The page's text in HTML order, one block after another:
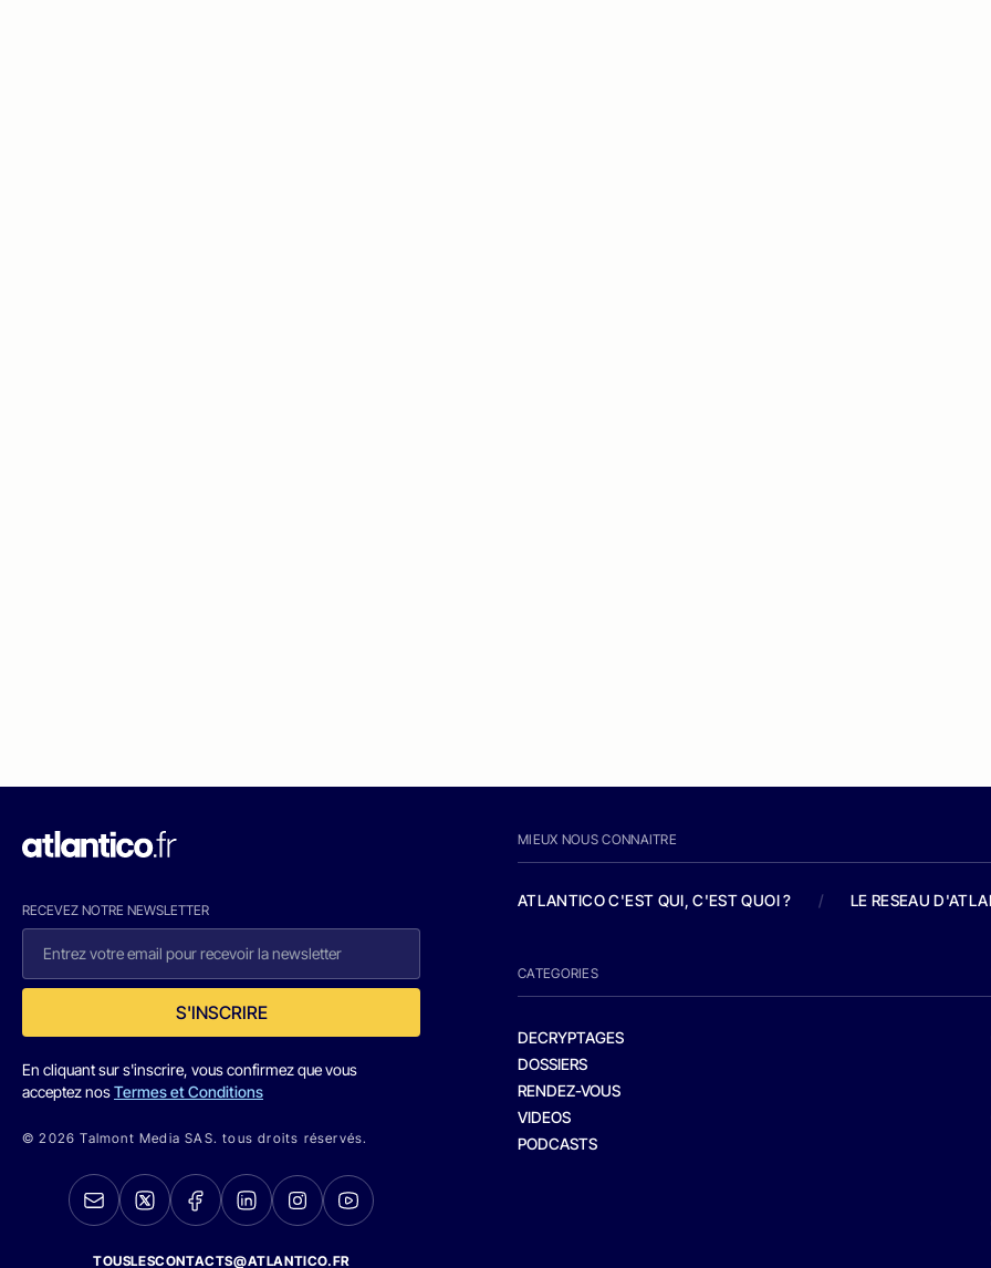
RECEVEZ NOTRE NEWSLETTER
S'INSCRIRE
En cliquant sur s'inscrire, vous confirmez que vous
acceptez nosTermes et Conditions
© 2026 Talmont Media SAS. tous droits réservés.
TOUSLESCONTACTS@ATLANTICO.FR
MIEUX NOUS CONNAITRE
ATLANTICO C'EST QUI, C'EST QUOI ? / LE RESEAU
CATEGORIES
DECRYPTAGES
DOSSIERS
RENDEZ-VOUS
VIDEOS
PODCASTS